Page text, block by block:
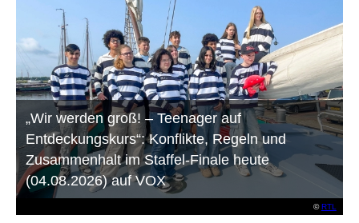
©RTL
„Wir werden groß! – Teenager auf
Entdeckungskurs“: Konflikte, Regeln und
Zusammenhalt im Staffel-Finale heute
(04.08.2026) auf VOX